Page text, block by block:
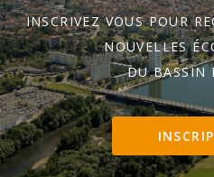
INSCRIVEZ VOUS POUR
NOUVELLES
DU BASSIN